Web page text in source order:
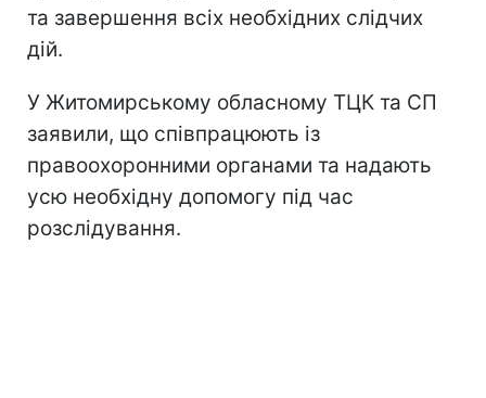
та завершення всіх необхідних слідчих
дій.
У Житомирському обласному ТЦК та СП
заявили, що співпрацюють із
правоохоронними органами та надають
усю необхідну допомогу під час
розслідування.